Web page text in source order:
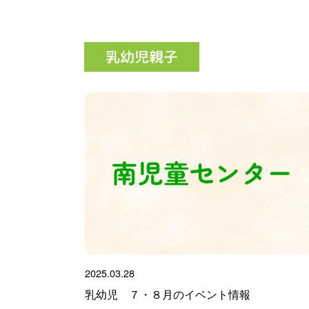
乳幼児親子
2025.03.28
乳幼児 ７・８月のイベント情報